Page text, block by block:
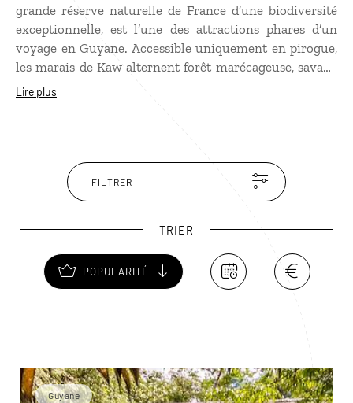
grande réserve naturelle de France d’une biodiversité
exceptionnelle, est l’une des attractions phares d’un
voyage en Guyane. Accessible uniquement en pirogue,
les marais de Kaw alternent forêt marécageuse, savane
herbacée, mangrove, sillonnée de nombreux bras d’eau.
Lire plus
FILTRER
TRIER
POPULARITÉ
Guyane